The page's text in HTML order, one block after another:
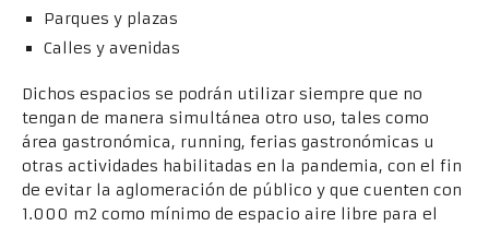
Parques y plazas
Calles y avenidas
Dichos espacios se podrán utilizar siempre que no
tengan de manera simultánea otro uso, tales como
área gastronómica, running, ferias gastronómicas u
otras actividades habilitadas en la pandemia, con el fin
de evitar la aglomeración de público y que cuenten con
1.000 m2 como mínimo de espacio aire libre para el